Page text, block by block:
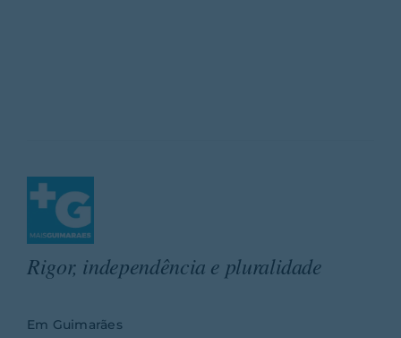
Rigor, independência e pluralidade
Em Guimarães